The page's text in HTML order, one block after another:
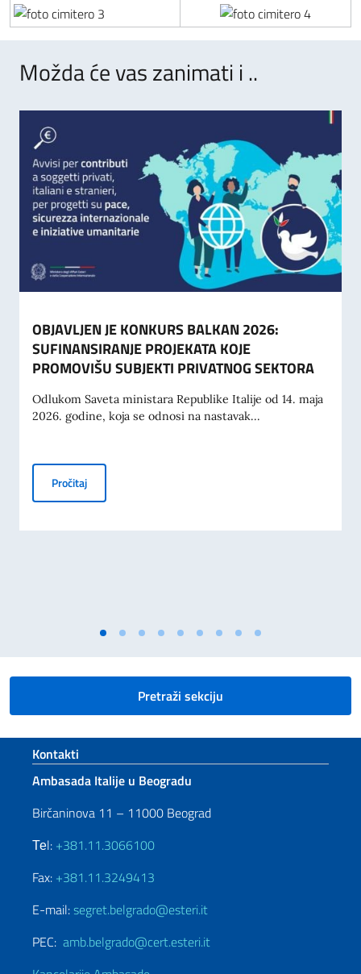
Možda će vas zanimati i ..
OBJAVLJEN JE KONKURS BALKAN 2026:
SUFINANSIRANJE PROJEKATA KOJE
PROMOVIŠU SUBJEKTI PRIVATNOG SEKTORA
Odlukom Saveta ministara Republike Italije od 14. maja
2026. godine, koja se odnosi na nastavak...
PročitajOBJAVLJEN JE KONKURS BALKAN 2026:
Pretraži sekciju
Footer section
Kontakti
Ambasada Italije u Beogradu
Birčaninova 11 – 11000 Beograd
Теl: +381.11.3066100
Fax: +381.11.3249413
E-mail:segret.belgrado@esteri.it
PEC: amb.belgrado@cert.esteri.it